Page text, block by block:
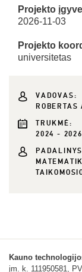
Projekto
2026-11-03
Projekto
universitetas
VADOVAS:
ROBERTAS
TRUKMĖ:
2024 - 2026
Kauno
įm. k. 111950581,